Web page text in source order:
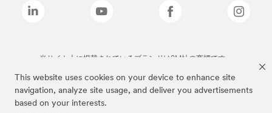
This website uses cookies on your device to enhance site
navigation, analyze site usage, and deliver you advertisements
based on your interests.
当サイト上に掲載されているブランドは3M社の商標です。